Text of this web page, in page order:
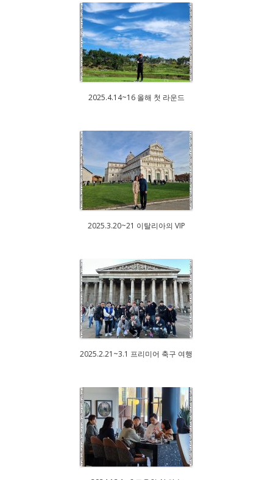
2025.4.14~16 올해 첫 라운드
2025.3.20~21 이탈리아의 VIP
2025.2.21~3.1 프리미어 축구 여행